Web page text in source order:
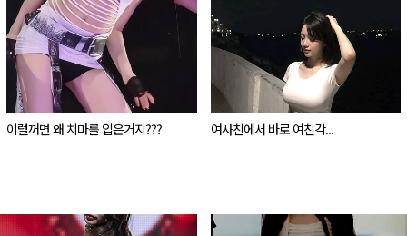
이럴꺼면 왜 치마를 입은거지??? 여사친에서 바로 여친각...